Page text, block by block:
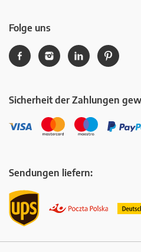
Folge uns
Sicherheit der Zahlungen
Sendungen liefern: